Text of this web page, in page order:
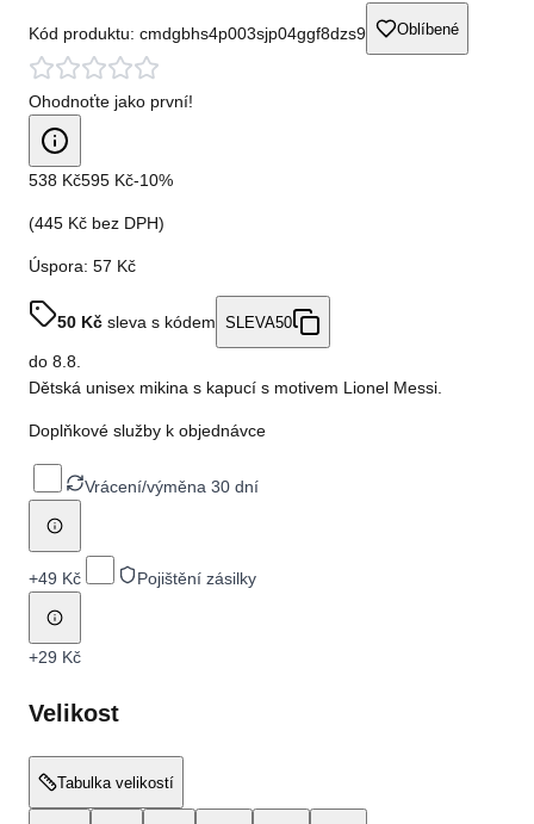
Kód produktu: cmdgbhs4p003sjp04ggf8dzs9 Oblíbené
Ohodnoťte jako první!
538 Kč595 Kč-10%
(445 Kč bez DPH)
Úspora: 57 Kč
50 Kč sleva s kódem SLEVA50
do 8.8.
Dětská unisex mikina s kapucí s motivem Lionel Messi.
Doplňkové služby k objednávce
Vrácení/výměna 30 dní
+49 Kč Pojištění zásilky
+29 Kč
Velikost
Tabulka velikostí